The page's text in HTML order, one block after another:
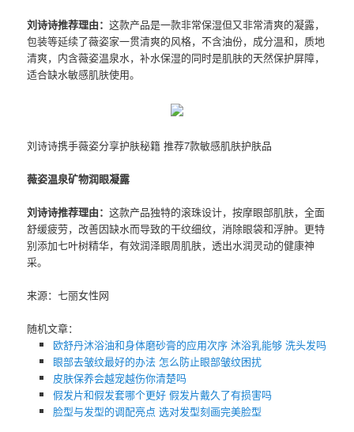
刘诗诗推荐理由：这款产品是一款非常保湿但又非常清爽的凝露，
包装等延续了薇姿家一贯清爽的风格，不含油份，成分温和，质地
清爽，内含薇姿温泉水，补水保湿的同时是肌肤的天然保护屏障，
适合缺水敏感肌肤使用。
刘诗诗携手薇姿分享护肤秘籍 推荐7款敏感肌肤护肤品
薇姿温泉矿物润眼凝露
刘诗诗推荐理由：这款产品独特的滚珠设计，按摩眼部肌肤，全面
舒缓疲劳，改善因缺水而导致的干纹细纹，消除眼袋和浮肿。更特
别添加七叶树精华，有效润泽眼周肌肤，透出水润灵动的健康神
采。
来源：七丽女性网
随机文章：
欧舒丹沐浴油和身体磨砂膏的应用次序 沐浴乳能够 洗头发吗
眼部去皱纹最好的办法 怎么防止眼部皱纹困扰
皮肤保养会越宠越伤你清楚吗
假发片和假发套哪个更好 假发片戴久了有损害吗
脸型与发型的调配亮点 选对发型刻画完美脸型